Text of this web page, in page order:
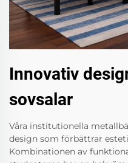
Innovativ
sovsalar
Våra institutionella
design som förbättrar
Kombinationen av